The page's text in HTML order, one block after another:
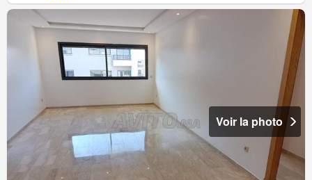
Voir la photo